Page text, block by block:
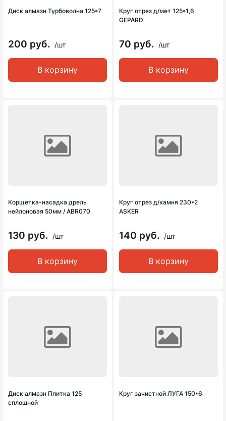
Диск алмазн Турбоволна 125*7
200 руб. /шт
В корзину
Круг отрез д/мет 125*1,6
GEPARD
70 руб. /шт
В корзину
Корщетка-насадка дрель
нейлоновая 50мм / ABR070
130 руб. /шт
В корзину
Круг отрез д/камня 230*2
ASKER
140 руб. /шт
В корзину
Диск алмазн Плитка 125
сплошной
Круг зачистной ЛУГА 150*6